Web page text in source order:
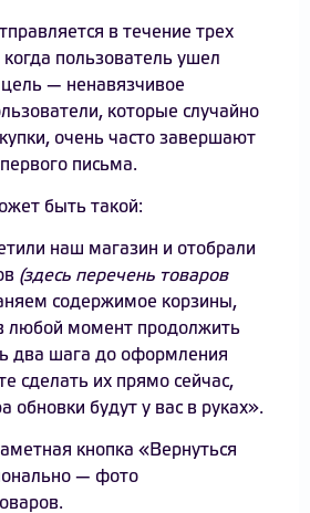
в течение трех
пользователь ушел
— ненавязчивое
которые случайно
очень часто завершают
письма.
быть такой:
наш магазин и отобрали
(здесь перечень товаров
содержимое корзины,
любой момент продолжить
два шага до оформления
сделать их прямо сейчас,
обновки будут у вас в руках».
кнопка «Вернуться
— фото